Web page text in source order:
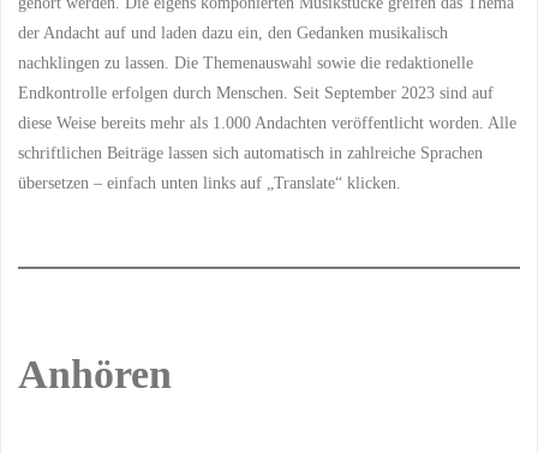
der Andacht auf und laden dazu ein, den Gedanken musikalisch
nachklingen zu lassen. Die Themenauswahl sowie die redaktionelle
Endkontrolle erfolgen durch Menschen. Seit September 2023 sind auf
diese Weise bereits mehr als 1.000 Andachten veröffentlicht worden. Alle
schriftlichen Beiträge lassen sich automatisch in zahlreiche Sprachen
übersetzen – einfach unten links auf „Translate“ klicken.
Anhören